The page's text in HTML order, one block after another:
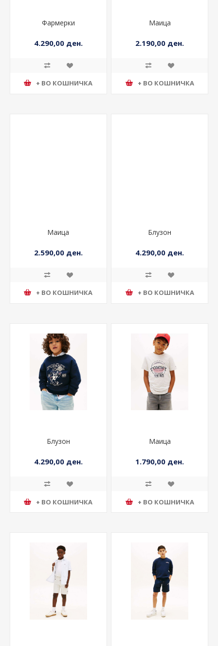
Фармерки
4.290,00 ден.
+ ВО КОШНИЧКА
Маица
2.190,00 ден.
+ ВО КОШНИЧКА
Маица
2.590,00 ден.
+ ВО КОШНИЧКА
Блузон
4.290,00 ден.
+ ВО КОШНИЧКА
Блузон
4.290,00 ден.
+ ВО КОШНИЧКА
Маица
1.790,00 ден.
+ ВО КОШНИЧКА